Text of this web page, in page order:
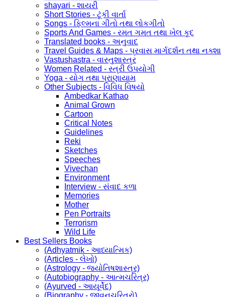
shayari - શાયરી
Short Stories - ટૂંકી વાર્તા
Songs - ફિલ્મના ગીતો તથા લોકગીતો
Sports And Games - રમત ગમત તથા ખેલ કૂદ
Translated books - અનુવાદ
Travel Guides & Maps - પ્રવાસ માર્ગદર્શન તથા નક્શા
Vastushastra - વાસ્તુશાસ્ત્ર
Women Related - સ્ત્રી ઉપયોગી
Yoga - યોગ તથા પ્રાણાયામ
Other Subjects - વિવિધ વિષયો
Ambedkar Kathao
Animal Grown
Cartoon
Critical Notes
Guidelines
Reki
Sketches
Speeches
Vivechan
Environment
Interview - સંવાદ કળા
Memories
Mother
Pen Portraits
Terrorism
Wild Life
Best Sellers Books
(Adhyatmik - આધ્યાત્મિક)
(Articles - લેખો)
(Astrology - જ્યોતિષશાસ્ત્ર)
(Autobiography - આત્મચરિત્ર)
(Ayurved - આયૂર્વેદ)
(Biography - જીવનચરિત્રો)